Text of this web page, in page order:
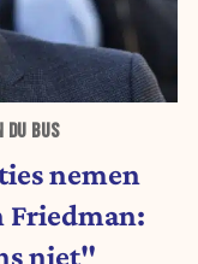
DU BUS
nemen
Friedman:
niet"